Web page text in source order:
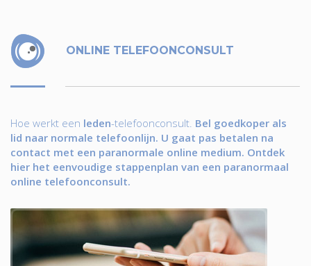
ONLINE TELEFOONCONSULT
Hoe werkt een leden-telefoonconsult. Bel goedkoper als
lid naar normale telefoonlijn. U gaat pas betalen na
contact met een paranormale online medium. Ontdek
hier het eenvoudige stappenplan van een paranormaal
online telefoonconsult.